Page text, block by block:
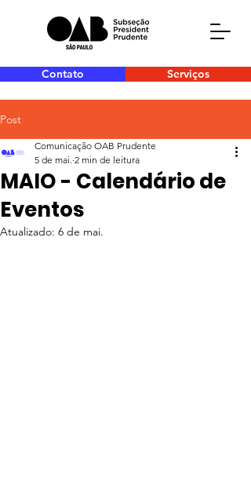
Contato Serviços
Post
MAIO - Calendário de
Eventos
Comunicação OAB Prudente
5 de mai. 2 min de leitura
Atualizado: 6 de mai.